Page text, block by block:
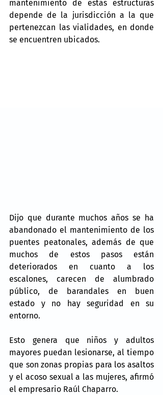
mantenimiento de estas estructuras
depende de la jurisdicción a la que
pertenezcan las vialidades, en donde
se encuentren ubicados.
Dijo que durante muchos años se ha
abandonado el mantenimiento de los
puentes peatonales, además de que
muchos de estos pasos están
deteriorados en cuanto a los
escalones, carecen de alumbrado
público, de barandales en buen
estado y no hay seguridad en su
entorno.
Esto genera que niños y adultos
mayores puedan lesionarse, al tiempo
que son zonas propias para los asaltos
y el acoso sexual a las mujeres, afirmó
el empresario Raúl Chaparro.